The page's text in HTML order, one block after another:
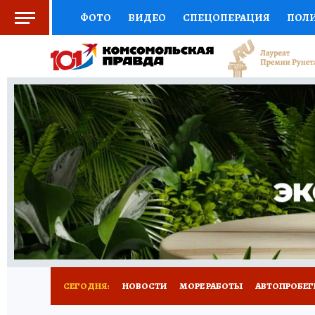
ФОТО ВИДЕО СПЕЦОПЕРАЦИЯ
СОЦПОДДЕРЖКА НАУКА СПОРТ
ВЫБОР ЭКСПЕРТОВ ДОКТОР
КНИЖНАЯ ПОЛКА ПРОГНОЗЫ НА СПОРТ
ПРЕСС-ЦЕНТР НЕДВИЖИМОСТЬ
ВСЕ О КП РАДИО КП ТЕСТЫ НОВОЕ
СЕГОДНЯ: НОВОСТИ МОРЕ РАБОТЫ